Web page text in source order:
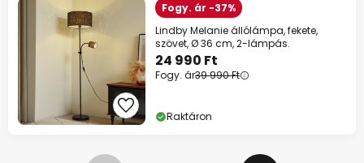
Fogy. ár -37%
Lindby Melanie állólámpa, fekete,
szövet, Ø 36 cm, 2-lámpás.
24 990 Ft
Fogy. ár39 990 Ft
Raktáron